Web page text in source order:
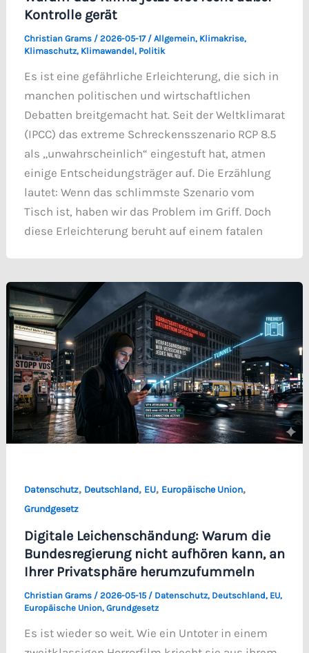
Kontrolle gerät
Christian Grams / 2026-05-17 / Allgemein, Klimakrise,
Klimaschutz, Klimawandel, Politik
Es ist eine gefährliche Erleichterung, die sich in
manchen politischen und wirtschaftlichen
Debatten breitgemacht hat. Seit der Weltklimarat
(IPCC) das extreme Schreckensszenario RCP 8.5
als „unwahrscheinlich“ eingestuft hat, atmen
einige Entscheidungsträger auf. Die Erzählung
lautet: Wenn das schlimmste Szenario vom
Tisch ist, haben wir das Problem im Griff. Doch
diese Erleichterung beruht auf einem fatalen
Datenschutz, Deutschland, EU, Europäische Union,
Grundgesetz
Digitale Leichenschändung: Warum die
Bundesregierung nicht aufhören kann, an
Ihrer Privatsphäre herumzufummeln
Christian Grams / 2026-05-15 / Datenschutz, Deutschland, EU,
Europäische Union, Grundgesetz
Es ist wieder so weit. Wie ein Untoter in einem